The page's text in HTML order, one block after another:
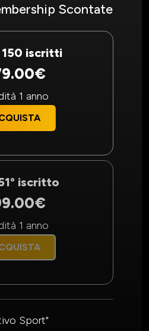
Scontate
150 iscritti
1 anno
iscritto
1 anno
Sport"